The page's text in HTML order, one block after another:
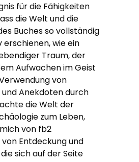
für die Fähigkeiten
die Welt und die
Buches so vollständig
erschienen, wie ein
Traum, der
Aufwachen im Geist
von
Anekdoten durch
die Welt der
zum Leben,
von fb2
Entdeckung und
sich auf der Seite